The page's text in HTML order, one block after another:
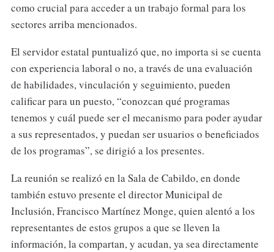
como crucial para acceder a un trabajo formal para los
sectores arriba mencionados.
El servidor estatal puntualizó que, no importa si se cuenta
con experiencia laboral o no, a través de una evaluación
de habilidades, vinculación y seguimiento, pueden
calificar para un puesto, “conozcan qué programas
tenemos y cuál puede ser el mecanismo para poder ayudar
a sus representados, y puedan ser usuarios o beneficiados
de los programas”, se dirigió a los presentes.
La reunión se realizó en la Sala de Cabildo, en donde
también estuvo presente el director Municipal de
Inclusión, Francisco Martínez Monge, quien alentó a los
representantes de estos grupos a que se lleven la
información, la compartan, y acudan, ya sea directamente